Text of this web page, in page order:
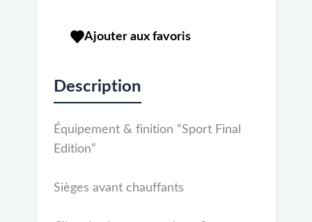
Ajouter aux favoris
Description
Équipement & finition “Sport Final
Edition”
Sièges avant chauffants